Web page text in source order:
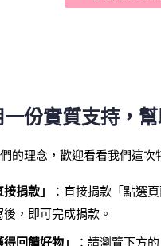
份實質支持，
的理念，歡迎看看我們這
捐款」
：直接捐款「點選
，即可完成捐款。
回饋好物」 ：請瀏覽下方